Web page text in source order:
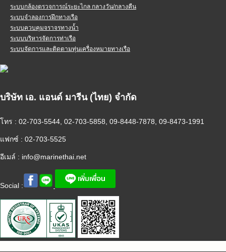
ระบบกล้องตรวจการณ์ระยะไกล กลางวัน/กลางคืน
ระบบจำลองการฝึกทางเรือ
ระบบควบคุมจราจรทางน้ำ
ระบบบริหารจัดการท่าเรือ
ระบบจัดการและติดตามทุ่นเครื่องหมายทางเรือ
บริษัท เอ. แอนด์ มารีน (ไทย) จำกัด
โทร : 02-703-5544, 02-703-5858, 09-8448-7878, 09-8473-1991
แฟกซ์ : 02-703-5525
อีเมล์ : info@marinethai.net
Social :